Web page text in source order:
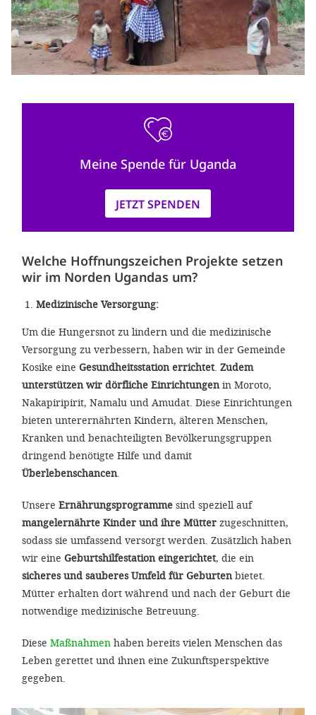
Meine Spende für Uganda
JETZT SPENDEN
Welche Hoffnungszeichen Projekte setzen
wir im Norden Ugandas um?
Medizinische Versorgung:
Um die Hungersnot zu lindern und die medizinische
Versorgung zu verbessern, haben wir in der Gemeinde
Kosike eine Gesundheitsstation errichtet. Zudem
unterstützen wir dörfliche Einrichtungenin Moroto,
Nakapiripirit, Namalu und Amudat. Diese Einrichtungen
bieten unterernährten Kindern, älteren Menschen,
Kranken und benachteiligten Bevölkerungsgruppen
dringend benötigte Hilfe und damit
Überlebenschancen.
Unsere Ernährungsprogramme sind speziell auf
mangelernährte Kinder und ihre Mütter zugeschnitten,
sodass sie umfassend versorgt werden. Zusätzlich haben
wir eine Geburtshilfestation eingerichtet, die ein
sicheres und sauberes Umfeld für Geburtenbietet.
Mütter erhalten dort während und nach der Geburt die
notwendige medizinische Betreuung.
Diese Maßnahmen haben bereits vielen Menschen das
Leben gerettet und ihnen eine Zukunftsperspektive
gegeben.